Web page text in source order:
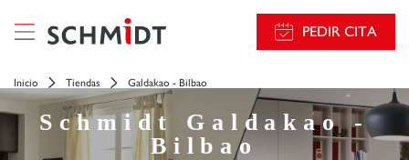
PEDIR CITA
Inicio Tiendas Galdakao - Bilbao
Schmidt
Galdakao -
Bilbao